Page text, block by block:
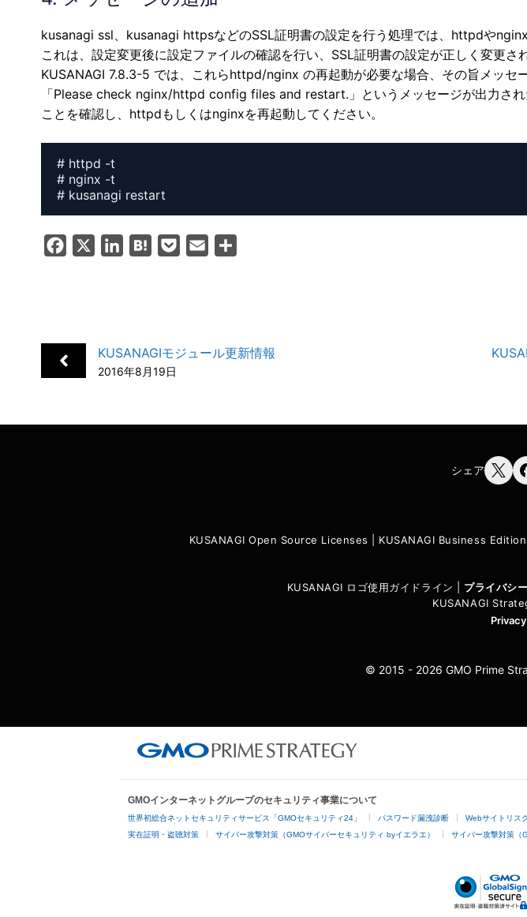
kusanagi ssl、kusanagi httpsなどのSSL証明書の設定を行う処理では、httpdやnginx
これは、設定変更後に設定ファイルの確認を行い、SSL証明書の設定が正しく変更さ
KUSANAGI 7.8.3-5 では、これらhttpd/nginx の再起動が必要な場合、その旨メッセ
「Please check nginx/httpd config files and restart.」というメッセージが出力さ
ことを確認し、httpdもしくはnginxを再起動してください。
# httpd -t
# nginx -t
o
o
d
I
a
t
KUSANAGIモジュール更新情報
2016年8月19日
シェア
KUSANAGI Open Source Licenses KUSANAGI Business
KUSANAGI ロゴ使用ガイドライン プライバシ
KUSANAGI
© 2015 - 2026 GMO Prime
GMOインターネットグループのセキュリティ事業について
世界初総合ネットセキュリティサービス「GMOセキュリティ24」 パスワード漏洩診断 Webサイトリス
実在証明・盗聴対策 サイバー攻撃対策（GMOサイバーセキュリティ byイエラエ） サイバー攻撃対策（